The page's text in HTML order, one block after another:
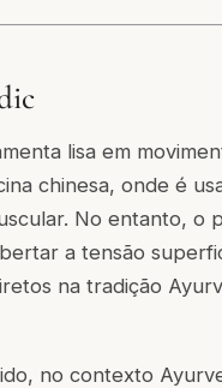
lisa em
chinesa, onde é
No entanto, o
a tensão
na tradição
no contexto